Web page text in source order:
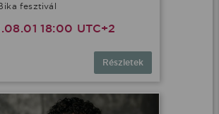
fesztivál
18:00 UTC+2
Részletek